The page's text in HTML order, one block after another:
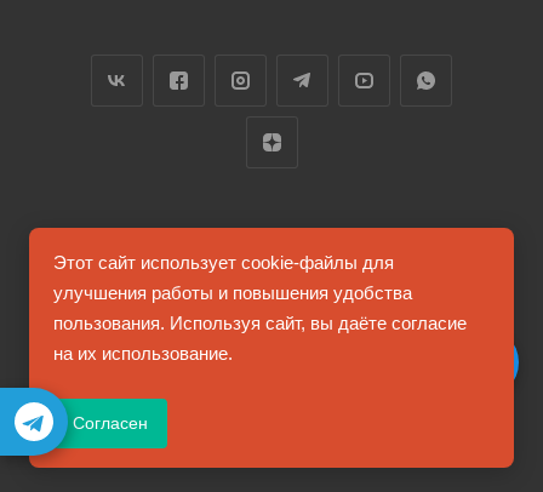
2026 © FUTUMAG.RU
Информация на сайте не является публичной офертой
Этот сайт использует cookie-файлы для
улучшения работы и повышения удобства
пользования. Используя сайт, вы даёте согласие
на их использование.
Согласен